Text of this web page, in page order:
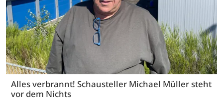
Alles verbrannt! Schausteller Michael Müller steht
vor dem Nichts